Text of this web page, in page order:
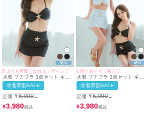
誰よりも可愛くなれるデザイン♡
水着 プチプラ 3点セット ギャ
ル 2way セット 体型カバー ハ
イウエスト カジュアル 脚カバ
ー スカートタイプ ヒトデ 黒
ブラック ビキニ (みのり着
用/M~Lサイズ対応) |
myMinette/マイミネット
水着早割SALE
定価 ¥5,900→
¥3,980
友達とおそろで映え♡
水着 プチプラ 3点セット ギャ
ル 2way セット 体型カバー ハ
イウエスト カジュアル 脚カバ
ー スカートタイプ ペア ビキニ
(みのり・ちぴたん着用/M~Lサ
イズ対応) | myMinette/マイミ
ネット
水着早割SALE
定価 ¥5,900→
¥3,980